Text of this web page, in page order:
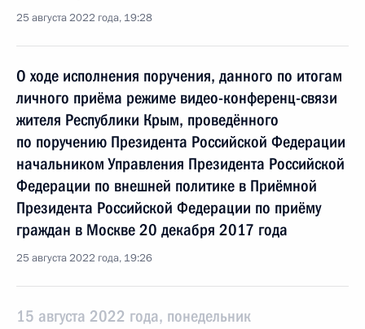
25 августа 2022 года, 19:28
О ходе исполнения поручения, данного по итогам
личного приёма режиме видео-конференц-связи
жителя Республики Крым, проведённого
по поручению Президента Российской Федерации
начальником Управления Президента Российской
Федерации по внешней политике в Приёмной
Президента Российской Федерации по приёму
граждан в Москве 20 декабря 2017 года
25 августа 2022 года, 19:26
15 августа 2022 года, понедельник